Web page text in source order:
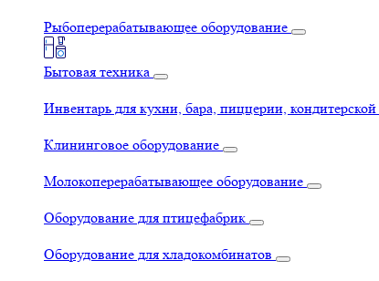
Рыбоперерабатывающее оборудование
Бытовая техника
Инвентарь для кухни, бара, пиццерии, кондитерской
Клининговое оборудование
Молокоперерабатывающее оборудование
Оборудование для птицефабрик
Оборудование для хладокомбинатов